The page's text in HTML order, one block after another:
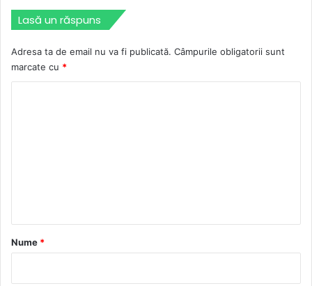
Lasă un răspuns
Adresa ta de email nu va fi publicată. Câmpurile obligatorii sunt
marcate cu *
rNume *